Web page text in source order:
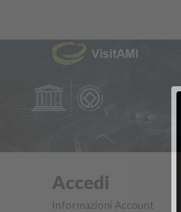
Accedi
Informazioni Account